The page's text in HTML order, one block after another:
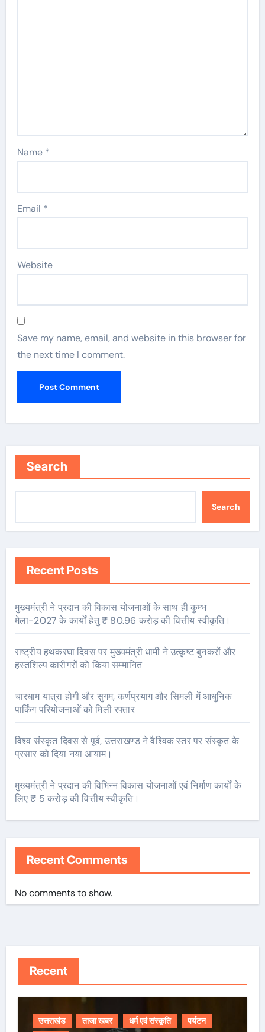
Name *
Email *
Website
Save my name, email, and website in this browser for
the next time I comment.
Search
Search
Recent Posts
मुख्यमंत्री ने प्रदान की विकास योजनाओं के साथ ही कुम्भ
मेला-2027 के कार्यों हेतु ₹ 80.96 करोड़ की वित्तीय स्वीकृति।
राष्ट्रीय हथकरघा दिवस पर मुख्यमंत्री धामी ने उत्कृष्ट बुनकरों और
हस्तशिल्प कारीगरों को किया सम्मानित
चारधाम यात्रा होगी और सुगम, कर्णप्रयाग और सिमली में आधुनिक
पार्किंग परियोजनाओं को मिली रफ्तार
विश्व संस्कृत दिवस से पूर्व, उत्तराखण्ड ने वैश्विक स्तर पर संस्कृत के
प्रसार को दिया नया आयाम।
मुख्यमंत्री ने प्रदान की विभिन्न विकास योजनाओं एवं निर्माण कार्यों के
लिए ₹ 5 करोड़ की वित्तीय स्वीकृति।
Recent Comments
No comments to show.
Recent
उत्तराखंड ताजा खबर धर्म एवं संस्कृति
पर्यटन